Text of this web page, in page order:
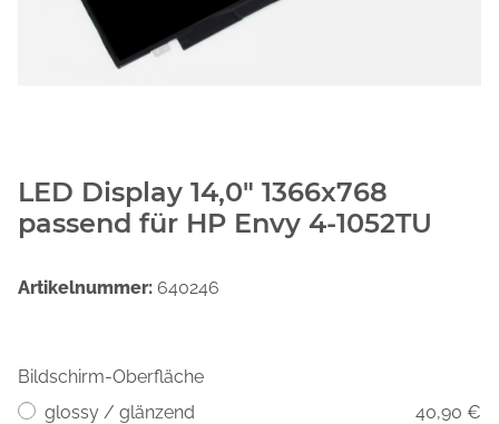
LED Display 14,0" 1366x768
passend für HP Envy 4-1052TU
Artikelnummer: 640246
Bildschirm-Oberfläche
glossy / glänzend
40,90 €